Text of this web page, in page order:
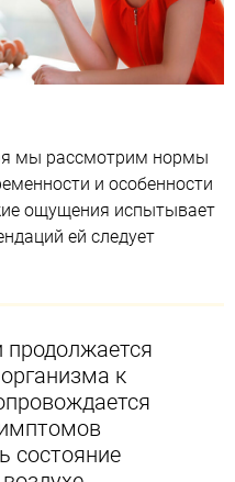
мы рассмотрим нормы
и особенности
ощущения испытывает
ей следует
продолжается
к
состояние